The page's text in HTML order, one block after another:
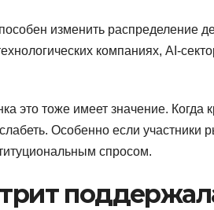
изменить распределение
компаниях, AI-
это тоже имеет значение.
Особенно если
спросом.